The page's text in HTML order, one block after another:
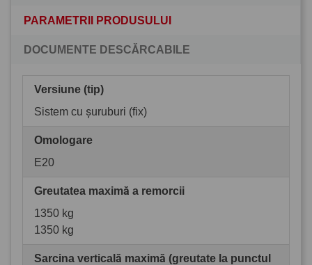
PARAMETRII PRODUSULUI
DOCUMENTE DESCĂRCABILE
Versiune (tip)
Sistem cu șuruburi (fix)
Omologare
E20
Greutatea maximă a remorcii
1350 kg
1350 kg
Sarcina verticală maximă (greutate la punctul